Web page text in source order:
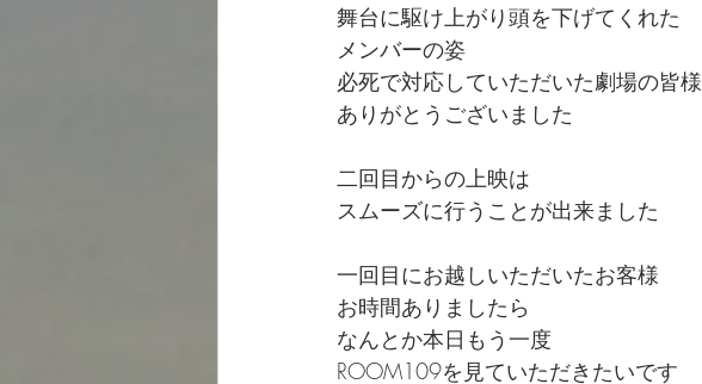
舞台に駆け上がり頭を下げてくれた
メンバーの姿
必死で対応していただいた劇場の皆様
ありがとうございました
二回目からの上映は
スムーズに行うことが出来ました
一回目にお越しいただいたお客様
お時間ありましたら
なんとか本日もう一度
ROOM109を見ていただきたいです